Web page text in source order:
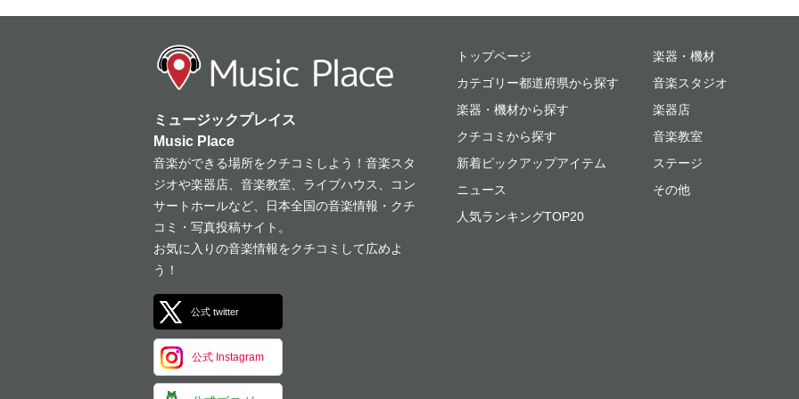
ミュージックプレイス
ミュージックプレイス
Music Place
音楽ができる場所をクチコミしよう！音楽スタ
ジオや楽器店、音楽教室、ライブハウス、コン
サートホールなど、日本全国の音楽情報・クチ
コミ・写真投稿サイト。
お気に入りの音楽情報をクチコミして広めよ
う！
公式 twitter
公式 Instagram
トップページ
カテゴリー都道府県から探す
楽器・機材から探す
クチコミから探す
新着ピックアップアイテム
ニュース
人気ランキングTOP20
楽器・機材
音楽スタジオ
楽器店
音楽教室
ステージ
その他